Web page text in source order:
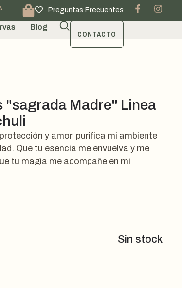
Preguntas Frecuentes
Blog
CONTACTO
"sagrada Madre" Linea
y amor, purifica mi ambiente
Que tu esencia me envuelva y me
tu magia me acompañe en mi
Sin stock